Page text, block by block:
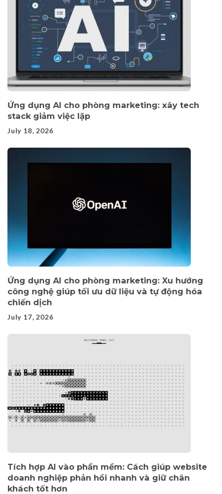
Ứng dụng AI cho phòng marketing: xây tech
stack giảm việc lặp
July 18, 2026
Ứng dụng AI cho phòng marketing: Xu hướng
công nghệ giúp tối ưu dữ liệu và tự động hóa
chiến dịch
July 17, 2026
Tích hợp AI vào phần mềm: Cách giúp website
doanh nghiệp phản hồi nhanh và giữ chân
khách tốt hơn